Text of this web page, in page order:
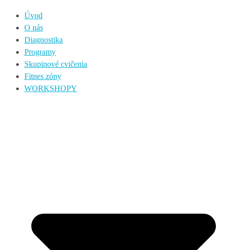
Úvod
O nás
Diagnostika
Programy
Skupinové cvičenia
Fitnes zóny
WORKSHOPY